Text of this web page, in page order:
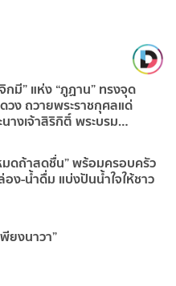
กมี” แห่ง “ภูฏาน” ทรงจุด
วง ถวายพระราชกุศลแด่
างเจ้าสิริกิติ์ พระบรม
มดถ้าสดชื่น” พร้อมครอบครัว
อง-น้ำดื่ม แบ่งปันน้ำใจให้ชาว
ยงนาวา”